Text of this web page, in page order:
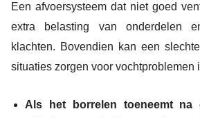
Een afvoersysteem dat niet goed
extra belasting van onderdelen
klachten. Bovendien kan een
situaties zorgen voor vochtproblemen
Als het borrelen toeneemt na